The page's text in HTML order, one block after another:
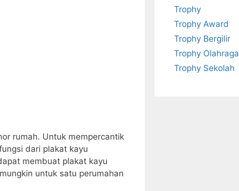
rumah. Untuk mempercantik
dari plakat kayu
membuat plakat kayu
untuk satu perumahan
Trophy
Trophy Award
Trophy Bergilir
Trophy Olahraga
Trophy Sekolah